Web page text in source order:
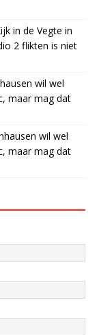
in de Vegte in
2 flikten is niet
wil wel
maar mag dat
wil wel
maar mag dat